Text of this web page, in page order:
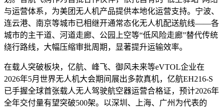
与运营体系，为美团无人机产品提供本地化运营支持。宁波、
连云港、南京等城市已相继开通常态化无人机配送航线——各
城市的主干道、河道走廊、公园上空等“低风险走廊”替代传统
绕行路线，大幅压缩审批周期，显著提升运输效率。
在载人突破板块，亿航、峰飞、御风未来等eVTOL企业在
2026年5月世界无人机大会期间展出多款真机，亿航EH216-S
已手握全球首张载人无人驾驶航空器运营合格证，预计2026年
全年交付量有望突破500架。以深圳、上海、广州为代表的